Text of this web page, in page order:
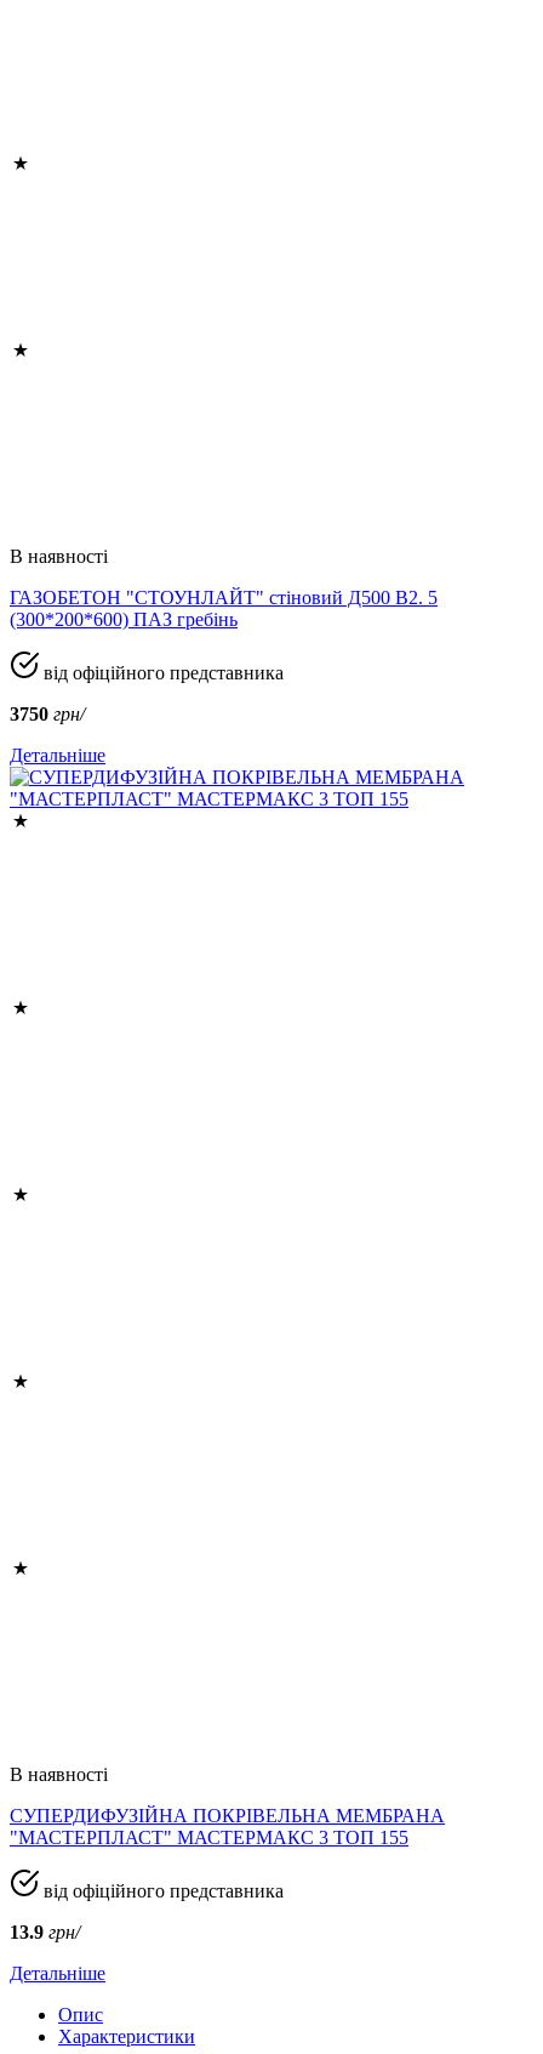
В наявності
ГАЗОБЕТОН "СТОУНЛАЙТ" стіновий Д500 В2. 5
(300*200*600) ПАЗ гребінь
від офіційного представника
3750 грн/
Детальніше
В наявності
СУПЕРДИФУЗІЙНА ПОКРІВЕЛЬНА МЕМБРАНА
"МАСТЕРПЛАСТ" МАСТЕРМАКС 3 ТОП 155
від офіційного представника
13.9 грн/
Детальніше
Опис
Характеристики